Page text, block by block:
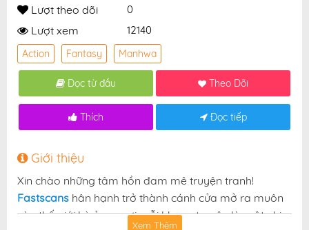
Lượt theo dõi 0
Lượt xem 12140
Action Fantasy Manhwa
Đọc từ đầu Theo Dõi
Thích Đọc tiếp
Giới thiệu
Xin chào những tâm hồn đam mê truyện tranh!
Fastscans hân hạnh trở thành cánh cửa mở ra muôn
vàn thế giới kỳ ảo — nơi mỗi khung truyện là một nhịp
Xem Thêm